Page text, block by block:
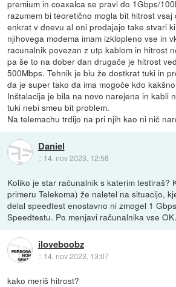
premium in coaxalca se pravi do 1Gbps/
razumem bi teoretično mogla bit hitrost
enkrat v dnevu al oni prodajajo take stvari
njihovega modema imam izklopleno vse in
racunalnik povezan z utp kablom in hitrost
pa še to na dober dan drugače je hitrost
500Mbps. Tehnik je biu že dostkrat tuki in
da je super tako da ima mogoče kdo
Inštalacija je bila na novo narejena in kabli
tuki nebi smeu bit problem.
Na telemachu trdijo na pri njih kao ni nič
Daniel
:: 14. nov 2023, 12:58
Koliko je star računalnik s katerim testiraš?
primeru Telekoma) že naletel na situacijo,
delal speedtest enostavno ni zmogel 1
Speedtestu. Po menjavi računalnika vse OK.
iloveboobz
:: 14. nov 2023, 13:07
kako meriš hitrost?